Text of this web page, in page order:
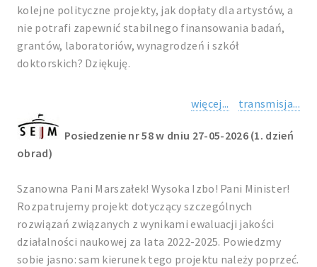
kolejne polityczne projekty, jak dopłaty dla artystów, a
nie potrafi zapewnić stabilnego finansowania badań,
grantów, laboratoriów, wynagrodzeń i szkół
doktorskich? Dziękuję.
więcej... transmisja...
Posiedzenie nr 58 w dniu 27-05-2026 (1. dzień
obrad)
Szanowna Pani Marszałek! Wysoka Izbo! Pani Minister!
Rozpatrujemy projekt dotyczący szczególnych
rozwiązań związanych z wynikami ewaluacji jakości
działalności naukowej za lata 2022-2025. Powiedzmy
sobie jasno: sam kierunek tego projektu należy poprzeć.